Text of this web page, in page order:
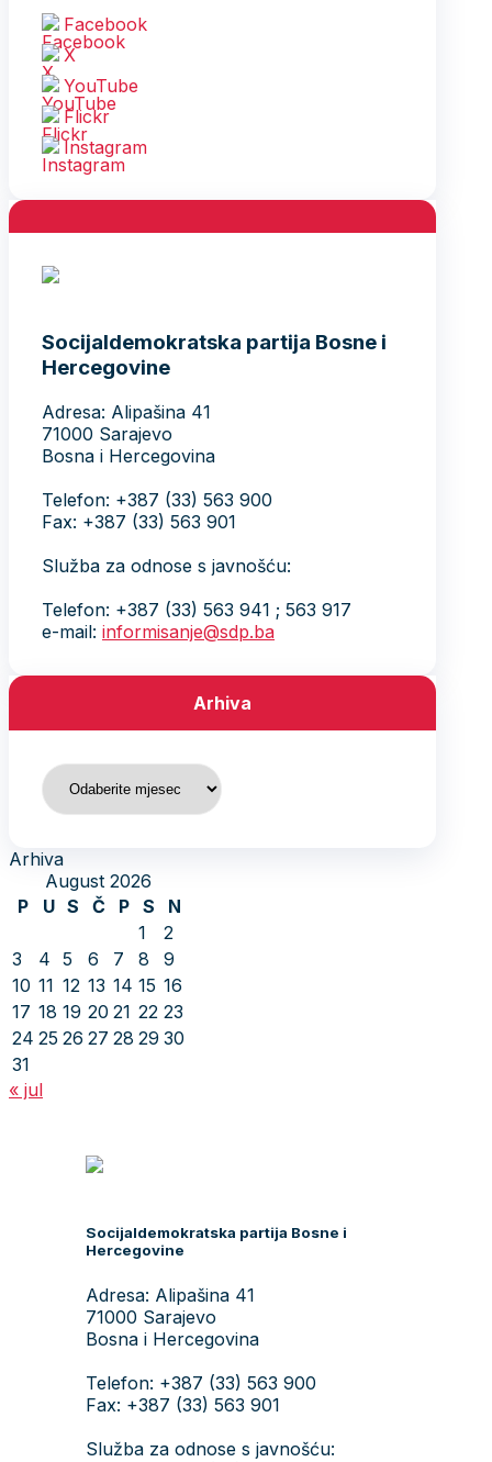
Facebook
X
YouTube
Flickr
Instagram
Socijaldemokratska partija Bosne i
Hercegovine
Adresa: Alipašina 41
71000 Sarajevo
Bosna i Hercegovina
Telefon: +387 (33) 563 900
Fax: +387 (33) 563 901
Služba za odnose s javnošću:
Telefon: +387 (33) 563 941 ; 563 917
e-mail: informisanje@sdp.ba
Arhiva
Arhiva
Arhiva
August 2026
P
U S Č P S
N
1
2
3
4 5 6 7 8
9
10 11 12 13 14 15 16
17 18 19 20 21 22 23
24 25 26 27 28 29 30
31
« jul
Socijaldemokratska partija Bosne i
Hercegovine
Adresa: Alipašina 41
71000 Sarajevo
Bosna i Hercegovina
Telefon: +387 (33) 563 900
Fax: +387 (33) 563 901
Služba za odnose s javnošću: